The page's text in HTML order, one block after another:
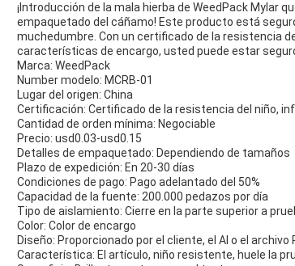
¡Introducción de la mala hierba de WeedPack Mylar
empaquetado del cáñamo! Este producto está
muchedumbre. Con un certificado de la resistencia
características de encargo, usted puede estar
Marca: WeedPack
Number modelo: MCRB-01
Lugar del origen: China
Certificación: Certificado de la resistencia del niño,
Cantidad de orden mínima: Negociable
Precio: usd0.03-usd0.15
Detalles de empaquetado: Dependiendo de tamaños
Plazo de expedición: En 20-30 días
Condiciones de pago: Pago adelantado del 50%
Capacidad de la fuente: 200.000 pedazos por día
Tipo de aislamiento: Cierre en la parte superior a
Color: Color de encargo
Diseño: Proporcionado por el cliente, el AI o el archivo
Característica: El artículo, niño resistente, huele la